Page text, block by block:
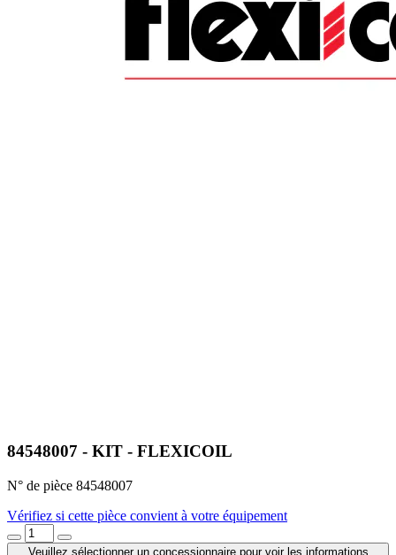
84548007 - KIT - FLEXICOIL
N° de pièce 84548007
Vérifiez si cette pièce convient à votre équipement
Veuillez sélectionner un concessionnaire pour voir les informations